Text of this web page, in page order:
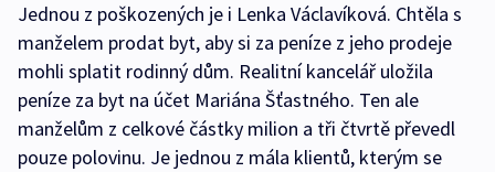
Jednou z poškozených je i Lenka Václavíková. Chtěla s
manželem prodat byt, aby si za peníze z jeho prodeje
mohli splatit rodinný dům. Realitní kancelář uložila
peníze za byt na účet Mariána Šťastného. Ten ale
manželům z celkové částky milion a tři čtvrtě převedl
pouze polovinu. Je jednou z mála klientů, kterým se